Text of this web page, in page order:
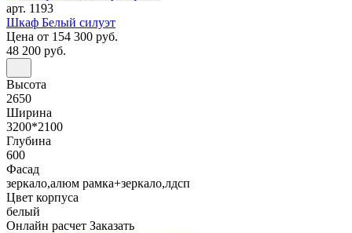
арт. 1193
Шкаф Белый силуэт
Цена от 154 300 руб.
48 200 руб.
Высота
2650
Ширина
3200*2100
Глубина
600
Фасад
зеркало,алюм рамка+зеркало,лдсп
Цвет корпуса
белый
Онлайн расчет Заказать